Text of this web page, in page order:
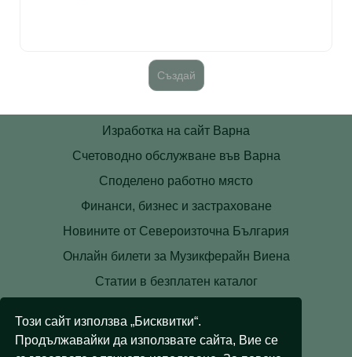
Този сайт използва „Бисквитки“.
Продължавайки да използвате сайта, Вие се
Изработка на сайт Варна
Счетоводно обслужване във Варна
Споделено работно място
Финанси, бизнес и застраховане
Новините от Североизточна България
Онлайн билети за Музикферайн Виена
Статии в безплатен каталог